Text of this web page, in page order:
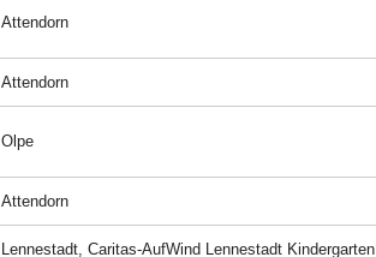
Attendorn
Attendorn
Olpe
Attendorn
Lennestadt, Caritas-AufWind Lennestadt Kindergarten